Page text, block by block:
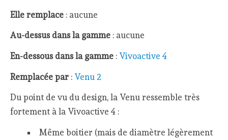
Elle remplace : aucune
Au-dessus dans la gamme : aucune
En-dessous dans la gamme : Vivoactive 4
Remplacée par : Venu 2
Du point de vu du design, la Venu ressemble très
fortement à la Vivoactive 4 :
Même boitier (mais de diamètre légèrement